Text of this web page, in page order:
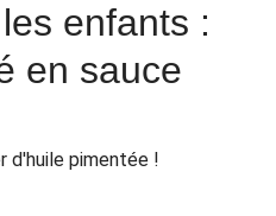
enfants :
en sauce
d'huile pimentée !